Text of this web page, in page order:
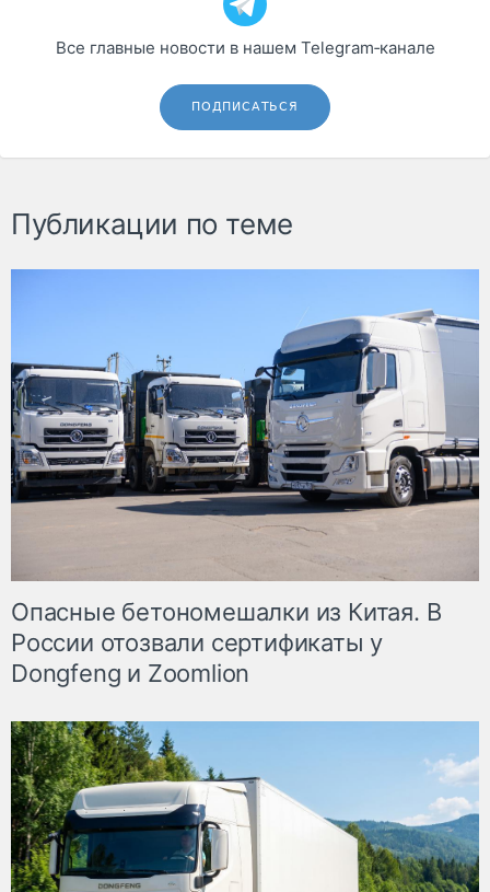
Все главные новости в нашем Telegram‑канале
ПОДПИСАТЬСЯ
Публикации по теме
Опасные бетономешалки из Китая. В
России отозвали сертификаты у
Dongfeng и Zoomlion